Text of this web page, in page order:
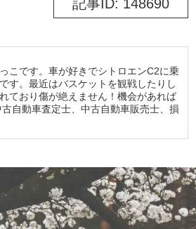
記事ID: 148690
こです。車が好きでシトロエンC2に乗
す。最近はバスケットを観戦したりし
ており傷が絶えません！機会があれば
自動車査定士、中古自動車販売士、損